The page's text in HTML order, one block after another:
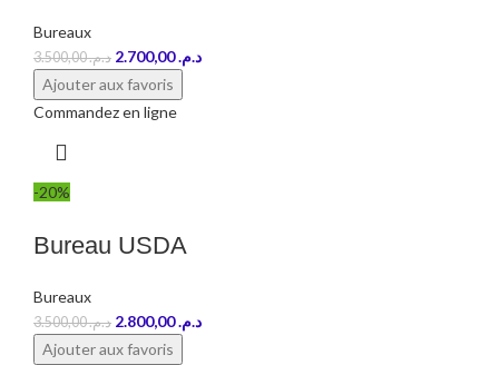
Bureaux
د.م.3.500,00 د.م.2.700,00
Ajouter aux favoris
Commandez en ligne
-20%
Bureau USDA
Bureaux
د.م.3.500,00 د.م.2.800,00
Ajouter aux favoris